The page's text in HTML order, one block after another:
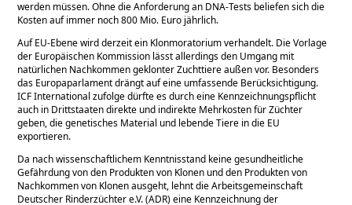
werden müssen. Ohne die Anforderung an DNA-Tests beliefen sich die
Kosten auf immer noch 800 Mio. Euro jährlich.
Auf EU-Ebene wird derzeit ein Klonmoratorium verhandelt. Die Vorlage
der Europäischen Kommission lässt allerdings den Umgang mit
natürlichen Nachkommen geklonter Zuchttiere außen vor. Besonders
das Europaparlament drängt auf eine umfassende Berücksichtigung.
ICF International zufolge dürfte es durch eine Kennzeichnungspflicht
auch in Drittstaaten direkte und indirekte Mehrkosten für Züchter
geben, die genetisches Material und lebende Tiere in die EU
exportieren.
Da nach wissenschaftlichem Kenntnisstand keine gesundheitliche
Gefährdung von den Produkten von Klonen und den Produkten von
Nachkommen von Klonen ausgeht, lehnt die Arbeitsgemeinschaft
Deutscher Rinderzüchter e.V. (ADR) eine Kennzeichnung der